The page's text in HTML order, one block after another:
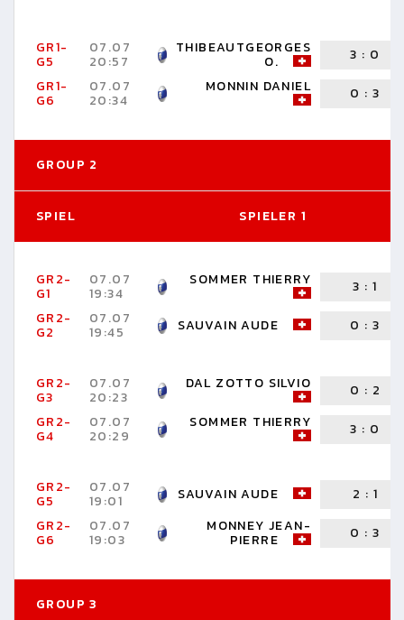
GR1-
G5
07.07
20:57
THIBEAUTGEORGES
O. 3 : 0
GR1-
G6
07.07
20:34
MONNIN DANIEL 0 :3
GROUP 2
SPIEL SPIELER 1
GR2-
G1
07.07
19:34
SOMMER THIERRY 3 :1
GR2-
G2
07.07
19:45 SAUVAIN AUDE 0 :3
GR2-
G3
07.07
20:23
DAL ZOTTO SILVIO 0 : 2
GR2-
G4
07.07
20:29
SOMMER THIERRY 3 : 0
GR2-
G5
07.07
19:01 SAUVAIN AUDE 2 : 1
GR2-
G6
07.07
19:03
MONNEY JEAN-
PIERRE 0 :3
GROUP 3